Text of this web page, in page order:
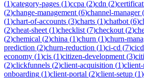
(1)category-pages (1)ccpa (2)cdn (2)
(2)change-management (6)channel-manager(
(1)chart-of-accounts (3)charts (1)chatbot (6)
(2)cheat-sheet (1)checklist (7)checkout (2)
(2)chemical (2)china (1)churn (1)churn-
prediction (2)churn-reduction (1)ci-cd (7)cicd
economy (1)cis (1)citizen-development (3)
(2)clickfunnels (2)client-acquisition (1)client-
onboarding (1)client-portal (2)client-setup (1)